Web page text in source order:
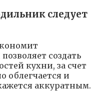
следует
создать
кухни, за счет
облегчается и
аккуратным.